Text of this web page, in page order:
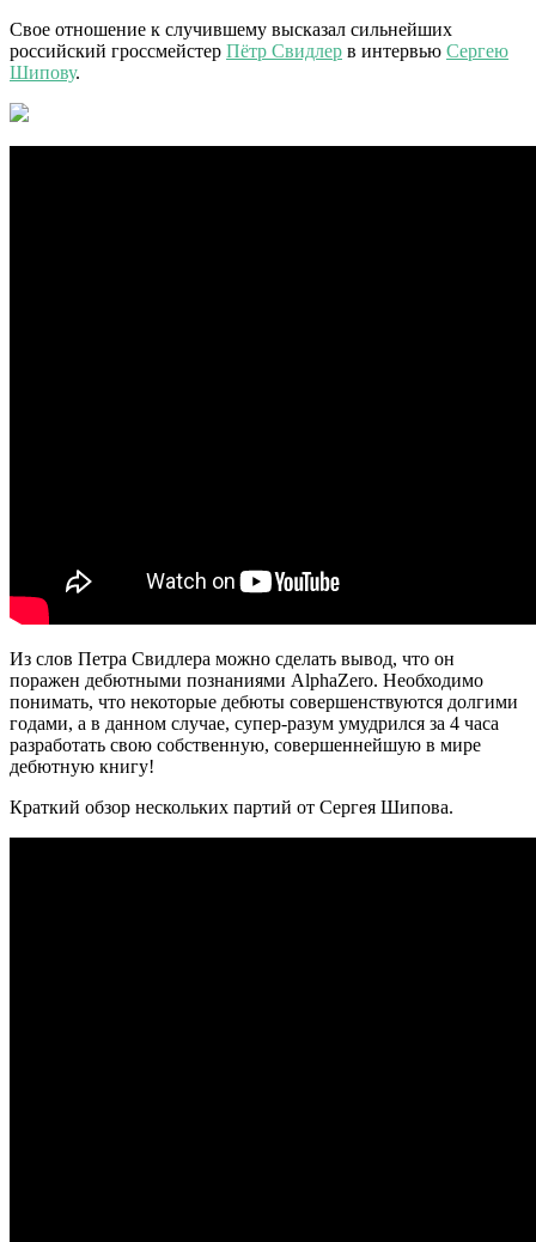
Свое отношение к случившему высказал сильнейших
российский гроссмейстер Пётр Свидлер в интервью Сергею
Шипову.
Из слов Петра Свидлера можно сделать вывод, что он
поражен дебютными познаниями AlphaZero. Необходимо
понимать, что некоторые дебюты совершенствуются долгими
годами, а в данном случае, супер-разум умудрился за 4 часа
разработать свою собственную, совершеннейшую в мире
дебютную книгу!
Краткий обзор нескольких партий от Сергея Шипова.